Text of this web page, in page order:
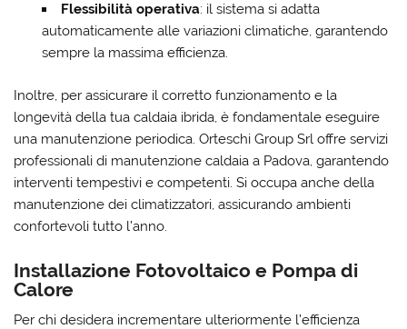
Flessibilità operativa: il sistema si adatta
automaticamente alle variazioni climatiche, garantendo
sempre la massima efficienza.
Inoltre, per assicurare il corretto funzionamento e la
longevità della tua caldaia ibrida, è fondamentale eseguire
una manutenzione periodica. Orteschi Group Srl offre servizi
professionali di manutenzione caldaia a Padova, garantendo
interventi tempestivi e competenti. Si occupa anche della
manutenzione dei climatizzatori, assicurando ambienti
confortevoli tutto l’anno.
Installazione Fotovoltaico e Pompa di
Calore
Per chi desidera incrementare ulteriormente l’efficienza